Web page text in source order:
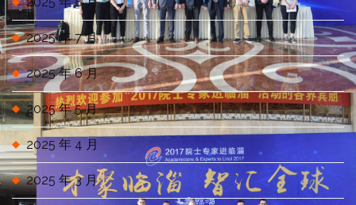
2025 年 7 月
2025 年 6 月
2025 年 5 月
2025 年 4 月
2025 年 3 月